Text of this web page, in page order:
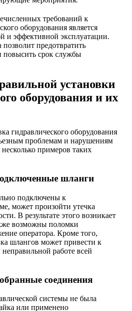
требований к
оборудования является
и эффективной эксплуатации.
предотвратить
срок службы
установки
оборудования и их
гидравлического оборудования
проблемам и нарушениям
примеров таких
шланги
подключены к
может произойти утечка
В результате этого возникает
возможны поломки
оператора. Кроме того,
шлангов может привести к
работе всей
соединения
системы не была
или применено